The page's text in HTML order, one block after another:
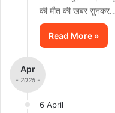
की मौत की खबर सुनकर…
Read More »
Apr
- 2025 -
6 April